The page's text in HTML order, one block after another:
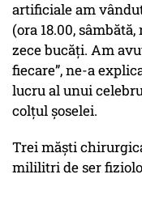
artificiale am
(ora 18.00,
zece bucăți. Am
fiecare”, ne-a
lucru al unui
colțul șoselei.
Trei măști
mililitri de ser